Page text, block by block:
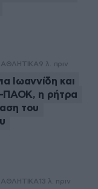
ΑΘΛΗΤΙΚΑ9 λ. πριν
Ιωαννίδη και
ΠΑΟΚ, η ρήτρα
του
ΑΘΛΗΤΙΚΑ 13 λ. πριν